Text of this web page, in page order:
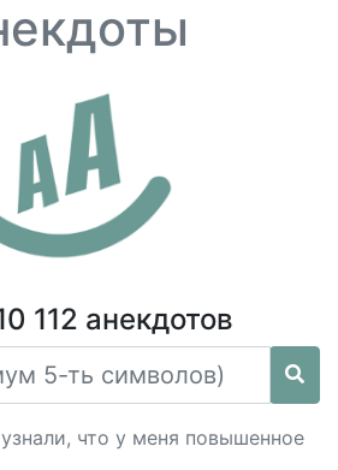
112 анекдотов
что у меня повышенное